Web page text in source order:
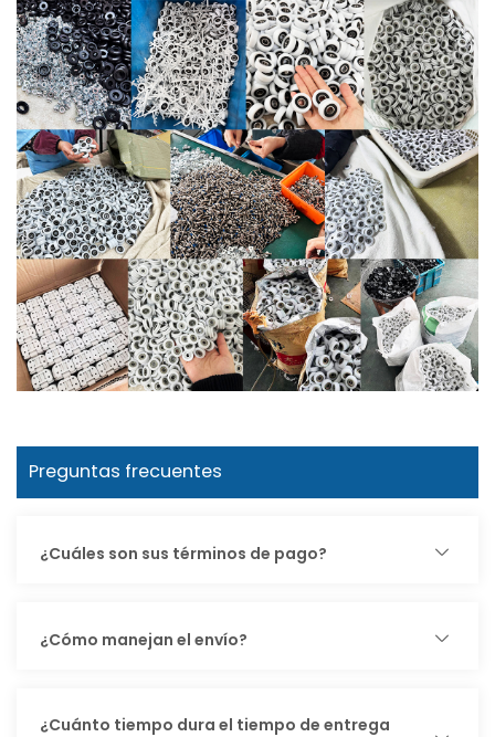
Preguntas frecuentes
¿Cuáles son sus términos de pago?
¿Cómo manejan el envío?
¿Cuánto tiempo dura el tiempo de entrega